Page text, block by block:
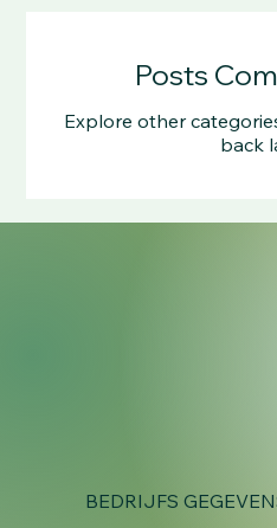
Posts
Explore other
back
BEDRIJFS